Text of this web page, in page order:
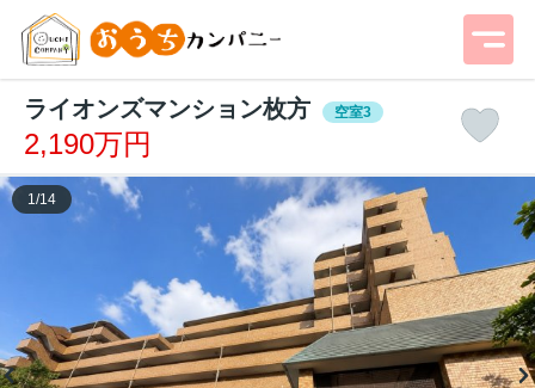
ライオンズマンション枚方 空室3
2,190万円
1 /14